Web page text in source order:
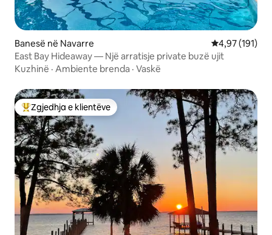
Banesë në Navarre Vlerësimi
4,97 (191)
East Bay Hideaway — Një arratisje private buzë ujit
Kuzhinë · Ambiente brenda · Vaskë
Më të mirat e zgjedhjeve të klientëve
Zgjedhja e klientëve